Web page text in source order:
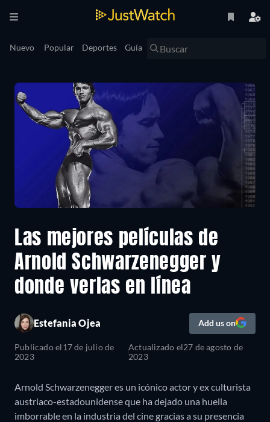
Nuevo Popular Deportes Guía
Las mejores películas de
Arnold Schwarzenegger y
donde verlas en línea
Estefania Ojea Add us on
Publicado el17 de julio de
2023
Actualizado el27 de agosto de
2023
Arnold Schwarzenegger es un icónico actor y ex culturista
austriaco-estadounidense que ha dejado una huella
imborrable en la industria del cine gracias a su presencia